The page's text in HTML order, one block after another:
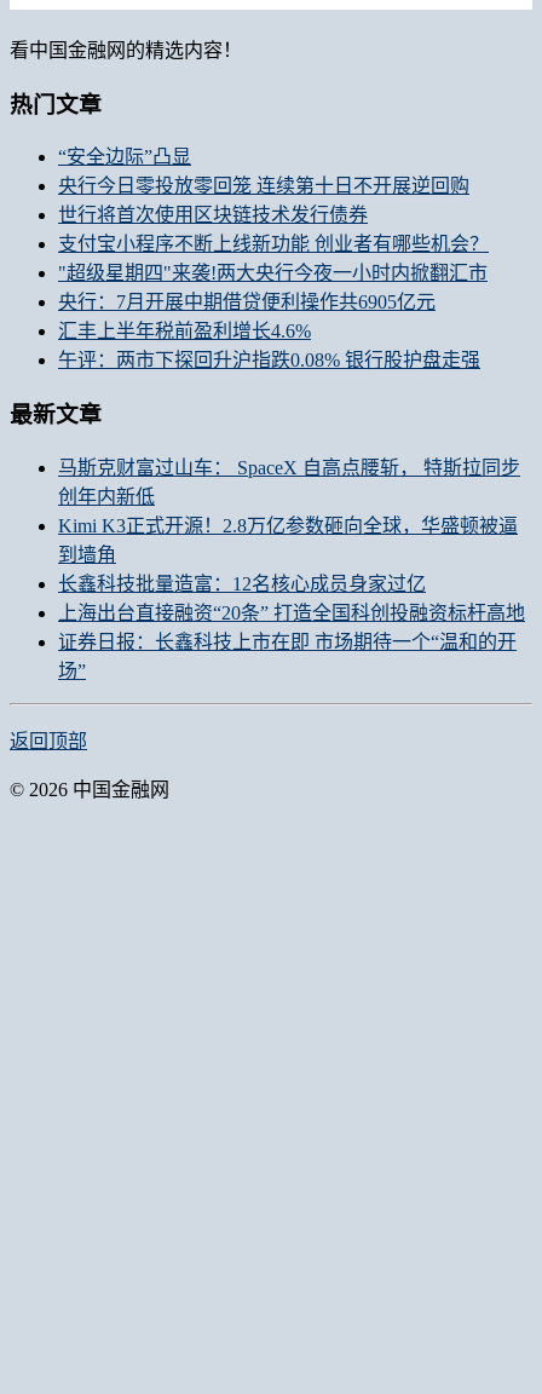
看中国金融网的精选内容！
热门文章
“安全边际”凸显
央行今日零投放零回笼 连续第十日不开展逆回购
世行将首次使用区块链技术发行债券
支付宝小程序不断上线新功能 创业者有哪些机会？
"超级星期四"来袭!两大央行今夜一小时内掀翻汇市
央行：7月开展中期借贷便利操作共6905亿元
汇丰上半年税前盈利增长4.6%
午评：两市下探回升沪指跌0.08% 银行股护盘走强
最新文章
马斯克财富过山车： SpaceX 自高点腰斩， 特斯拉同步
创年内新低
Kimi K3正式开源！2.8万亿参数砸向全球，华盛顿被逼
到墙角
长鑫科技批量造富：12名核心成员身家过亿
上海出台直接融资“20条” 打造全国科创投融资标杆高地
证券日报：长鑫科技上市在即 市场期待一个“温和的开
场”
返回顶部
© 2026 中国金融网